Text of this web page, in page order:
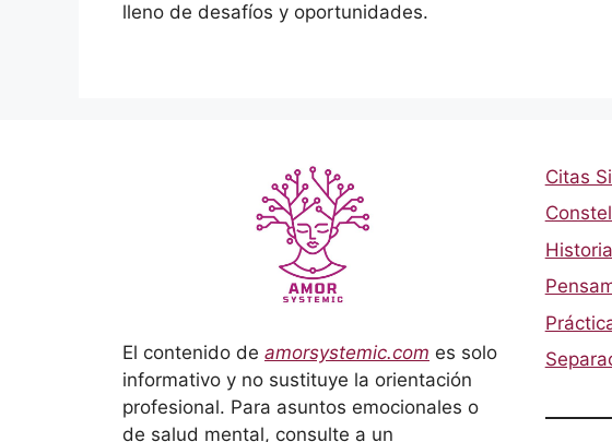
lleno de desafíos y oportunidades.
El contenido de amorsystemic.com es solo
informativo y no sustituye la orientación
profesional. Para asuntos emocionales o
de salud mental, consulte a un
Citas